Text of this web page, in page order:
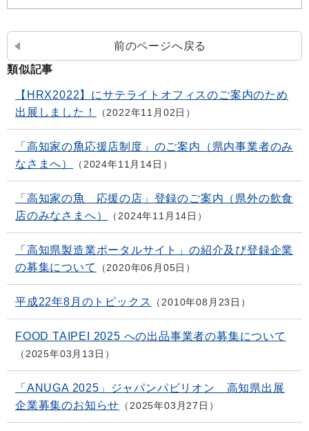
前のページへ戻る
類似記事
【HRX2022】にサテライトオフィスのご案内のため
出展しました！
2022年11月02日
「高知家の魚応援店制度」のご案内（県内事業者のみ
なさまへ）
2024年11月14日
「高知家の魚 応援の店」登録のご案内（県外の飲食
店のみなさまへ）
2024年11月14日
「高知県製造業ポータルサイト」の紹介及び登録企業
の募集について
2020年06月05日
平成22年8月のトピックス 2010年08月23日
FOOD TAIPEI 2025 への出品事業者の募集について
2025年03月13日
「ANUGA 2025」ジャパンパビリオン 高知県出展
企業募集のお知らせ
2025年03月27日